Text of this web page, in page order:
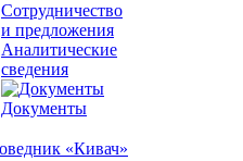
Сотрудничество
и предложения
Аналитические
сведения
Документы